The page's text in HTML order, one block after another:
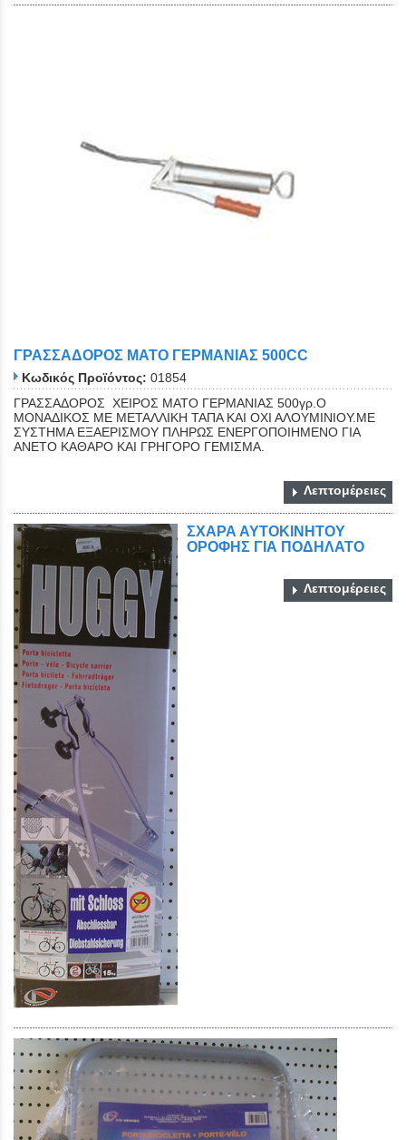
ΓΡΑΣΣΑΔΟΡΟΣ ΜΑΤΟ ΓΕΡΜΑΝΙΑΣ 500CC
Κωδικός Προϊόντος: 01854
ΓΡΑΣΣΑΔΟΡΟΣ ΧΕΙΡΟΣ ΜΑΤΟ ΓΕΡΜΑΝΙΑΣ 500γρ.Ο
ΜΟΝΑΔΙΚΟΣ ΜΕ ΜΕΤΑΛΛΙΚΗ ΤΑΠΑ ΚΑΙ ΟΧΙ ΑΛΟΥΜΙΝΙΟΥ.ΜΕ
ΣΥΣΤΗΜΑ ΕΞΑΕΡΙΣΜΟΥ ΠΛΗΡΩΣ ΕΝΕΡΓΟΠΟΙΗΜΕΝΟ ΓΙΑ
ΑΝΕΤΟ ΚΑΘΑΡΟ ΚΑΙ ΓΡΗΓΟΡΟ ΓΕΜΙΣΜΑ.
Λεπτομέρειες
ΣΧΑΡΑ ΑΥΤΟΚΙΝΗΤΟΥ
ΟΡΟΦΗΣ ΓΙΑ ΠΟΔΗΛΑΤΟ
Λεπτομέρειες